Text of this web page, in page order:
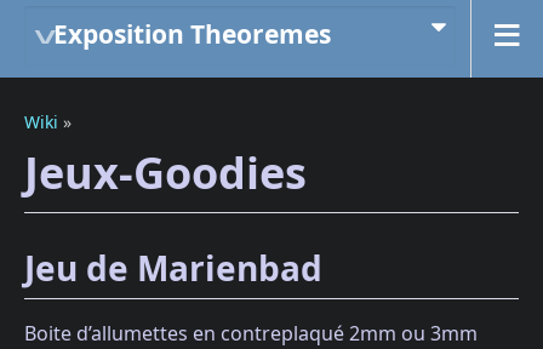
Exposition Theoremes
Wiki »
Jeux-Goodies
Jeu de Marienbad
Boite d’allumettes en contreplaqué 2mm ou 3mm